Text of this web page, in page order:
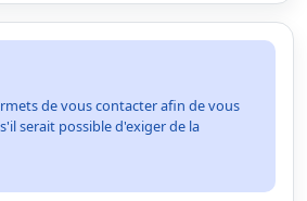
de vous contacter afin de vous
serait possible d'exiger de la